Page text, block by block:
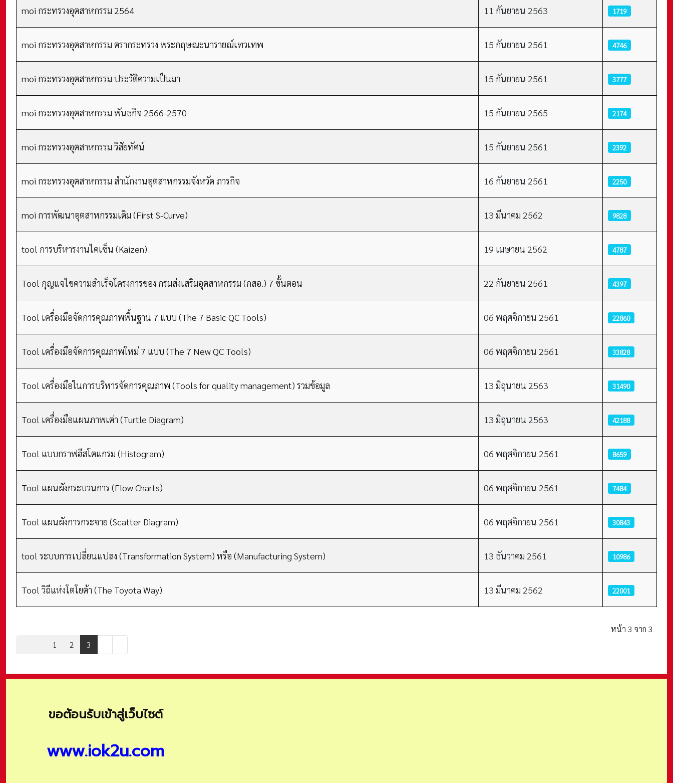
moi กระทรวงอุตสาหกรรม 2564 11 กันยายน 2563 1719
moi กระทรวงอุตสาหกรรม ตรากระทรวง พระกฤษณะนารายณ์เทวเทพ 15 กันยายน 2561 4746
moi กระทรวงอุตสาหกรรม ประวัติความเป็นมา 15 กันยายน 2561 3777
moi กระทรวงอุตสาหกรรม พันธกิจ 2566-2570 15 กันยายน 2565 2174
moi กระทรวงอุตสาหกรรม วิสัยทัศน์ 15 กันยายน 2561 2392
moi กระทรวงอุตสาหกรรม สำนักงานอุตสาหกรรมจังหวัด ภารกิจ 16 กันยายน 2561 2250
moi การพัฒนาอุตสาหกรรมเดิม (First S-Curve) 13 มีนาคม 2562 9828
tool การบริหารงานไคเซ็น (Kaizen) 19 เมษายน 2562 4787
Tool กุญแจไขความสำเร็จโครงการของ กรมส่งเสริมอุตสาหกรรม (กสอ.) 7 ขั้นตอน 22 กันยายน 2561 4397
Tool เครื่องมือจัดการคุณภาพพื้นฐาน 7 แบบ (The 7 Basic QC Tools) 06 พฤศจิกายน 2561 22860
Tool เครื่องมือจัดการคุณภาพใหม่ 7 แบบ (The 7 New QC Tools) 06 พฤศจิกายน 2561 33828
Tool เครื่องมือในการบริหารจัดการคุณภาพ (Tools for quality management) รวมข้อมูล 13 มิถุนายน 2563 31490
Tool เครื่องมือแผนภาพเต่า (Turtle Diagram) 13 มิถุนายน 2563 42188
Tool แบบกราฟฮีสโตแกรม (Histogram) 06 พฤศจิกายน 2561 8659
Tool แผนผังกระบวนการ (Flow Charts) 06 พฤศจิกายน 2561 7484
Tool แผนผังการกระจาย (Scatter Diagram) 06 พฤศจิกายน 2561 30843
tool ระบบการเปลี่ยนแปลง (Transformation System) หรือ (Manufacturing System) 13 ธันวาคม 2561 10986
Tool วิถีแห่งโตโยต้า (The Toyota Way) 13 มีนาคม 2562 22001
หน้า 3 จาก 3
1
2 3
ขอต้อนรับเข้าสู่เว็บไซต์
www.iok2u.com